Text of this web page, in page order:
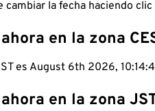
cambiar la fecha haciendo
en la zona
es August 6th 2026,
en la zona